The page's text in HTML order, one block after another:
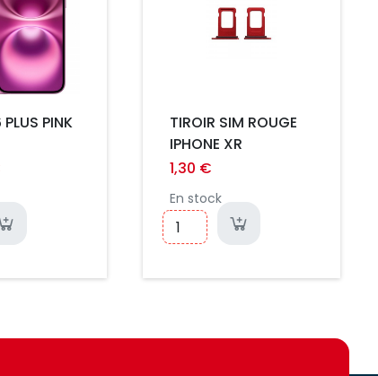
PINK
TIROIR SIM ROUGE
IPHONE XR
1,30 €
En stock